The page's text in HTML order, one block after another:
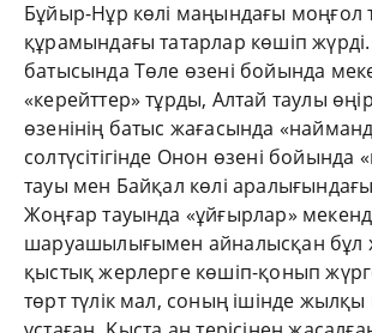
Бұйыр-Нұр көлі маңындағы моңғол
құрамындағы татарлар көшіп
батысында Төле өзені бойында
«керейттер» тұрды, Алтай таулы
өзенінің батыс жағасында
солтүсітігінде Онон өзені бойында
тауы мен Байқал көлі
Жоңғар тауында «ұйғырлар»
шаруашылығымен айналысқан бұл
қыстық жерлерге көшіп-қонып
төрт түлік мал, соның ішінде жылқы